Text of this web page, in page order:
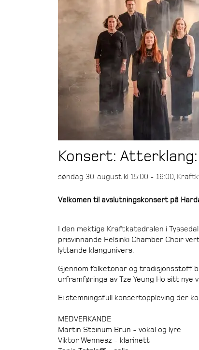
Konsert:
søndag 30. august kl 15:00 - 16:00,
Velkomen til avslutningskonsert på
I den mektige Kraftkatedralen i
prisvinnande Helsinki Chamber Choir
lyttande klangunivers.
Gjennom folketonar og tradisjonsstoff
urframføringa av Tze Yeung Ho sitt
Ei stemningsfull konsertoppleving der
MEDVERKANDE
Martin Steinum Brun - vokal og lyre
Viktor Wennesz - klarinett